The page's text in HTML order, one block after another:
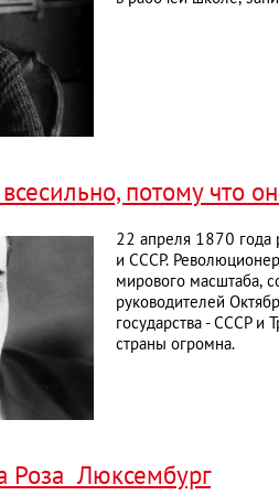
потому что
22 апреля 1870 года
и СССР.
мирового масштаба,
руководителей
государства - СССР и
страны огромна.
Роза Люксембург